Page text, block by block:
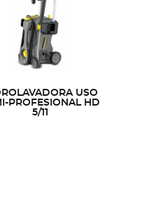
USO
PROFESIONAL HD
5/11